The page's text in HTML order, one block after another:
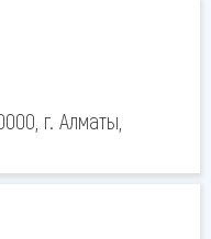
г. Алматы,